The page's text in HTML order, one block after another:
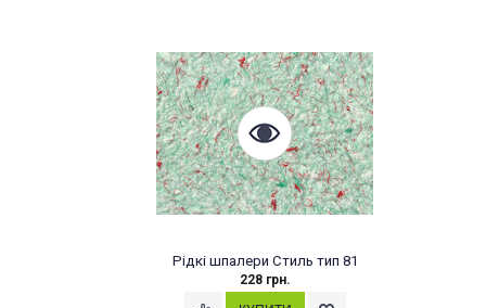
Рідкі шпалери Стиль тип 81
228 грн.